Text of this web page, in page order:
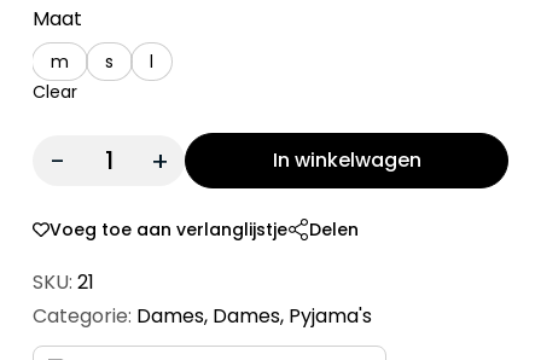
Maat
m s
l
Clear
Quantity: In winkelwagen
Voeg toe aan verlanglijstje Delen
SKU: 21
Categorie: Dames, Dames, Pyjama's